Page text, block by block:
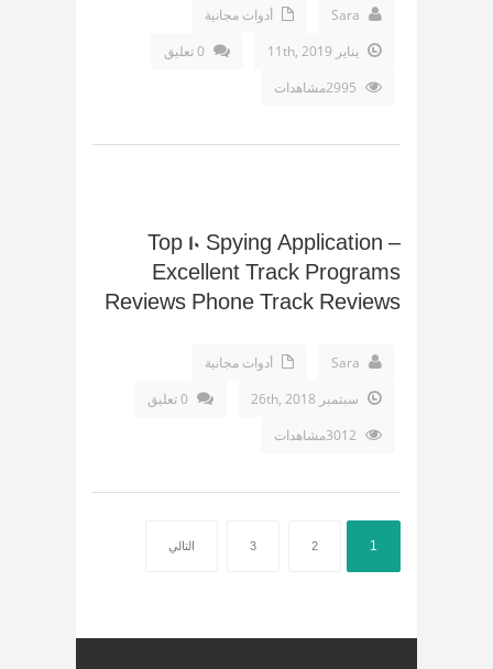
Sara
أدوات مجانية
يناير 11th, 2019
0 تعليق
Top 10 Spying Application –
Excellent Track Programs
Reviews Phone Track Reviews
Sara
أدوات مجانية
سبتمبر 26th, 2018
0 تعليق
1
2
3 التالي